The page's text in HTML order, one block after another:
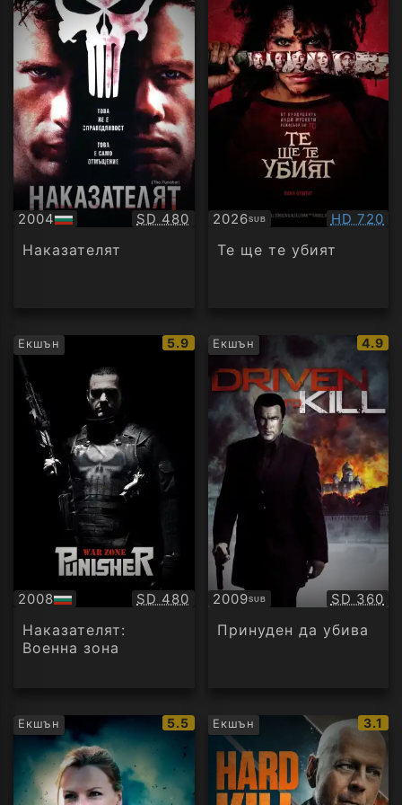
2004
БГ
аудио
Качество:
SD 480
Наказателят
2026SUB
Субтитри HD 720
Те ще те убият
Екшън
IMDb
рейтинг:
5.9
2008
БГ
аудио
Качество:
SD 480
Наказателят:
Военна зона
Екшън
IMDb
4.9
2009SUB
Субтитри SD 360
Принуден да убива
Екшън
IMDb
рейтинг:
5.5 Екшън
IMDb
3.1